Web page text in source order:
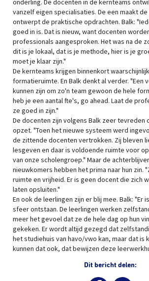
onderling. De docenten in de kernteams
vanzelf eigen specialisaties. De een maakt
ontwerpt de praktische opdrachten. Balk:
goed in is. Dat is nieuw, want docenten
professionals aangesproken. Het was na de
dit is je lokaal, dat is je methode, hier is je
moet je klaar zijn."
De kernteams krijgen binnenkort
formatieruimte. En Balk denkt al verder. "Een
kunnen zijn om zo'n team gewoon de hele
heb je een aantal fte's, go ahead. Laat de
ze goed in zijn."
De docenten zijn volgens Balk zeer tevreden
opzet. "Toen het nieuwe systeem werd
de zittende docenten vertrokken. Zij bleven
lesgeven en daar is voldoende ruimte voor
van onze scholengroep." Maar de
nieuwkomers hebben het prima naar hun zin.
ruimte en vrijheid. Er is geen docent die zich
laten opsluiten."
En ook de leerlingen zijn er blij mee. Balk: "Er
sfeer ontstaan. De leerlingen werken
meer het gevoel dat ze de hele dag op hun
gekeken. Er wordt altijd gezegd dat
het studiehuis van havo/vwo kan, maar dat is
kunnen dat ook, dat bewijzen deze
Dit bericht delen: